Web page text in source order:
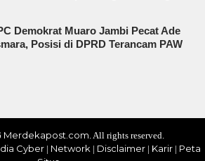
Demokrat Muaro Jambi Pecat Ade
Posisi di DPRD Terancam PAW
Merdekapost.com . All rights reserved.
Cyber | Network | Disclaimer | Karir | Peta